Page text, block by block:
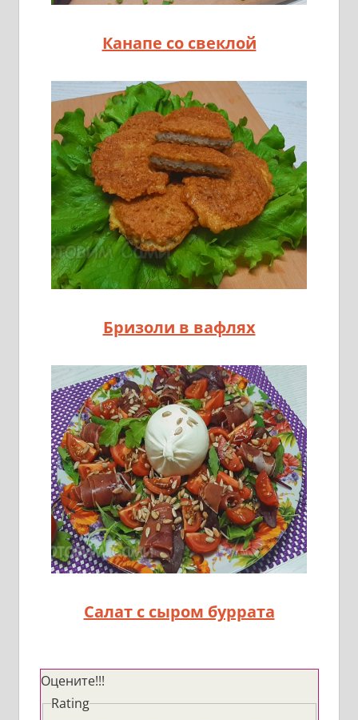
Канапе со свеклой
Бризоли в вафлях
Салат с сыром буррата
Оцените!!!
Rating